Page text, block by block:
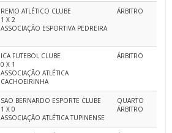
REMO ATLÉTICO CLUBE
1 X 2
ASSOCIAÇÃO ESPORTIVA PEDREIRA
ÁRBITRO
ICA FUTEBOL CLUBE
0 X 1
ASSOCIAÇÃO ATLÉTICA
CACHOEIRINHA
ÁRBITRO
SAO BERNARDO ESPORTE CLUBE
1 X 0
ASSOCIAÇÃO ATLÉTICA TUPINENSE
QUARTO
ÁRBITRO